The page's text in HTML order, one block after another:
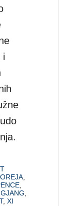
i
,
,
,
,XI